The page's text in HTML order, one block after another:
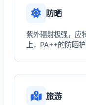
防晒
紫外辐射极强，应
上，PA++的防晒
旅游